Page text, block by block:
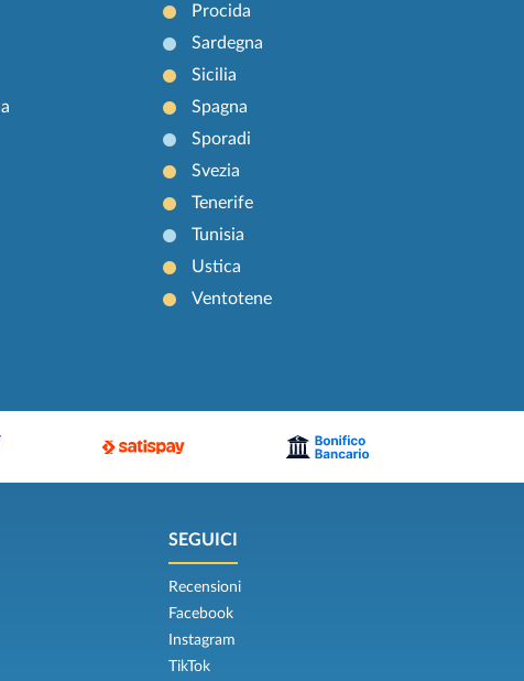
Procida
Sardegna
Sicilia
Spagna
Sporadi
Svezia
Tenerife
Tunisia
Ustica
Ventotene
SEGUICI
Recensioni
Facebook
Instagram
TikTok